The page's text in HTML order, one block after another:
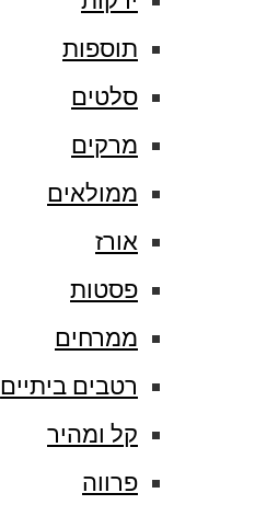
תוספות
סלטים
מרקים
ממולאים
אורז
פסטות
ממרחים
רטבים ביתיים
קל ומהיר
פרווה